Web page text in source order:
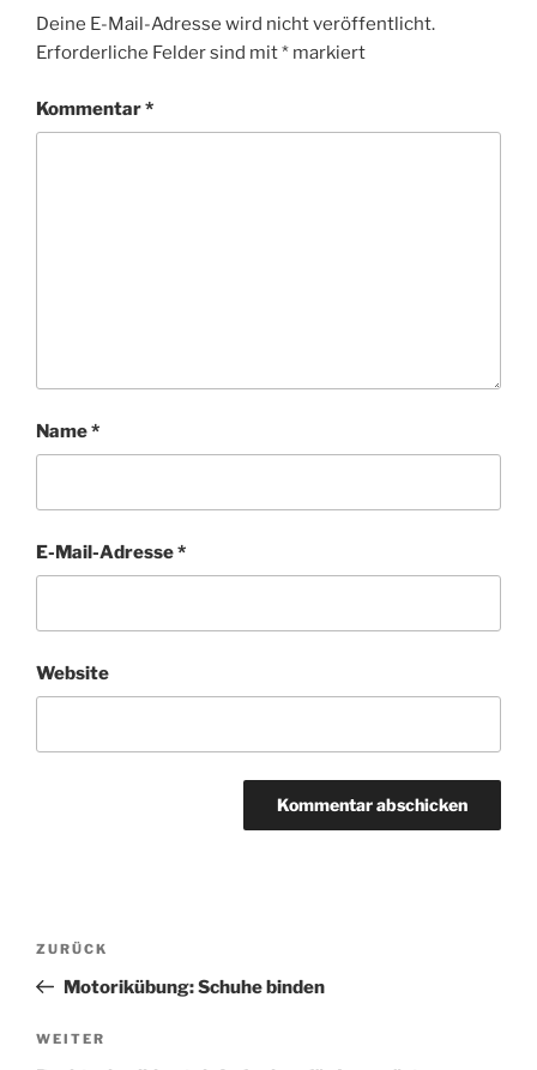
Deine E-Mail-Adresse wird nicht veröffentlicht.
Erforderliche Felder sind mit* markiert
Kommentar*
Name*
E-Mail-Adresse*
Website
Beitragsnavigation
Vorheriger
Beitrag
ZURÜCK
Motorikübung: Schuhe binden
Nächster
WEITER